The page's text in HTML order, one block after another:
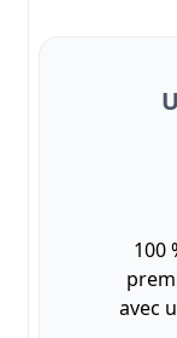
100
avec